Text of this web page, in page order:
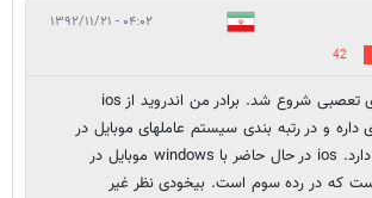
۰۴:۰۲ - ۱۳۹۲/۱۱/۲۱
42
دوباره بحثهای تعصبی شروع شد. برادر من اندروید از ios
داره و در رتبه بندی سیستم عاملهای موبایل در
رده اول قرار دارد. ios در حال حاضر با windows موبایل در
که در رده سوم است. بیخودی نظر غیر